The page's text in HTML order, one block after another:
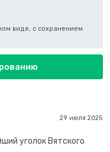
29 июля 2025
уголок Вятского
виде, с сохранением